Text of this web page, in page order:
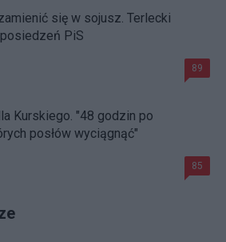
się w sojusz. Terlecki
PiS
89
Kurskiego. "48 godzin po
posłów wyciągnąć"
85